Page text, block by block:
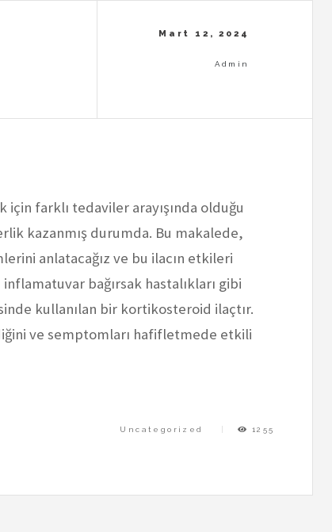
için farklı tedaviler arayışında olduğu
kazanmış durumda. Bu makalede,
anlatacağız ve bu ilacın etkileri
bağırsak hastalıkları gibi
kullanılan bir kortikosteroid ilaçtır.
ve semptomları hafifletmede etkili
Uncategorized 1255